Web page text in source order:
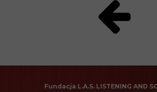
Fundacja L.A.S. LISTENING AND